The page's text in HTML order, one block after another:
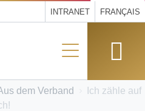
INTRANET FRANÇAIS
dem Verband
Ich zähle auf